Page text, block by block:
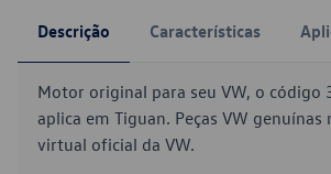
Descrição Características
Motor original para seu VW, o código
aplica em Tiguan. Peças VW genuínas
virtual oficial da VW.